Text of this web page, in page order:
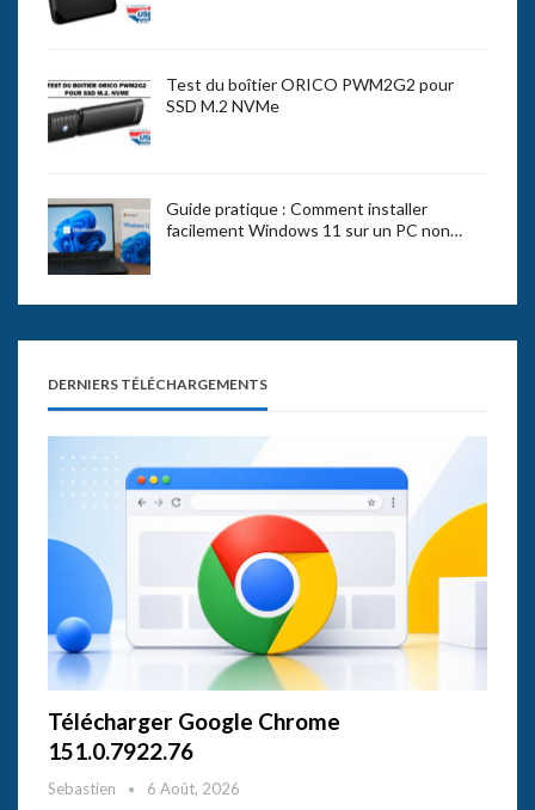
Test du boîtier ORICO PWM2G2 pour
SSD M.2 NVMe
Guide pratique : Comment installer
facilement Windows 11 sur un PC non…
DERNIERS TÉLÉCHARGEMENTS
Télécharger Google Chrome
151.0.7922.76
Sebastien 6 Août, 2026